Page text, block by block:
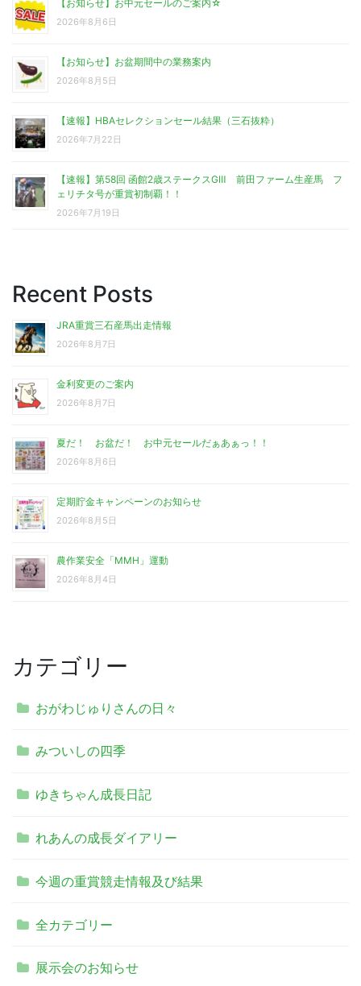
【お知らせ】お中元セールのご案内☆
2026年8月6日
【お知らせ】お盆期間中の業務案内
2026年8月5日
【速報】HBAセレクションセール結果（三石抜粋）
2026年7月22日
【速報】第58回 函館2歳ステークスGⅢ 前田ファーム生産馬 フ
ェリチタ号が重賞初制覇！！
2026年7月19日
Recent Posts
JRA重賞三石産馬出走情報
2026年8月7日
金利変更のご案内
2026年8月7日
夏だ！ お盆だ！ お中元セールだぁあぁっ！！
2026年8月6日
定期貯金キャンペーンのお知らせ
2026年8月5日
農作業安全「MMH」運動
2026年8月4日
カテゴリー
おがわじゅりさんの日々
みついしの四季
ゆきちゃん成長日記
れあんの成長ダイアリー
今週の重賞競走情報及び結果
全カテゴリー
展示会のお知らせ